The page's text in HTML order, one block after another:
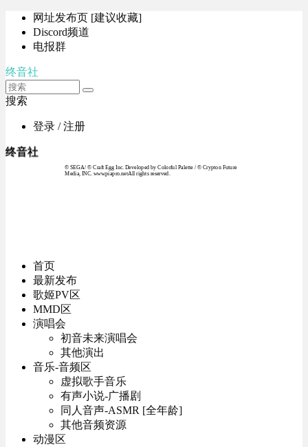
网址发布页 [建议收藏]
Discord频道
电报群
终音社
搜索
登录 / 注册
终音社
© SEGA / © Craft Egg Inc. Developed by Colorful Palette / © Crypton Future
Media, INC. www.piapro.netAll rights reserved.
首页
最新发布
歌姬PV区
MMD区
演唱会
初音未来演唱会
其他演出
音乐-音频区
虚拟歌手音乐
有声小说-广播剧
同人音声-ASMR [全年龄]
其他音频资源
动漫区